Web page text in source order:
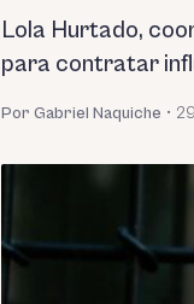
Lola Hurtado,
para contratar
Por Gabriel Naquiche •